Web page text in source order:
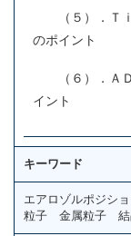
（５）．Ｔｉ
のポイント
（６）．ＡＤ
イント
キーワード
エアロゾルポジシ
粒子 金属粒子 結